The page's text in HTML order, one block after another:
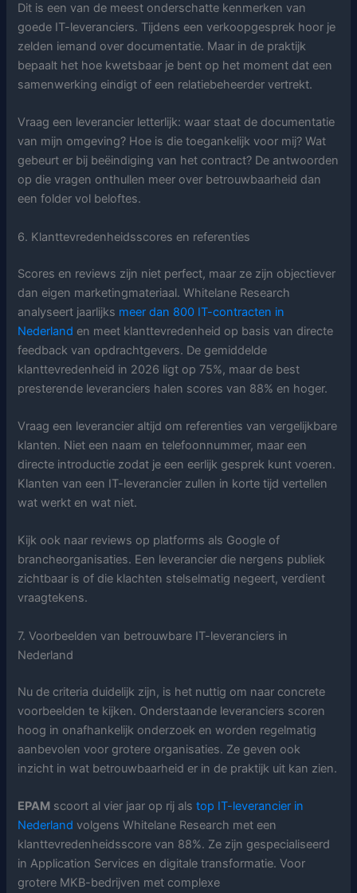
Dit is een van de meest onderschatte kenmerken van
goede IT-leveranciers. Tijdens een verkoopgesprek hoor je
zelden iemand over documentatie. Maar in de praktijk
bepaalt het hoe kwetsbaar je bent op het moment dat een
samenwerking eindigt of een relatiebeheerder vertrekt.
Vraag een leverancier letterlijk: waar staat de documentatie
van mijn omgeving? Hoe is die toegankelijk voor mij? Wat
gebeurt er bij beëindiging van het contract? De antwoorden
op die vragen onthullen meer over betrouwbaarheid dan
een folder vol beloftes.
6. Klanttevredenheidsscores en referenties
Scores en reviews zijn niet perfect, maar ze zijn objectiever
dan eigen marketingmateriaal. Whitelane Research
analyseert jaarlijks meer dan 800 IT-contracten in
Nederland en meet klanttevredenheid op basis van directe
feedback van opdrachtgevers. De gemiddelde
klanttevredenheid in 2026 ligt op 75%, maar de best
presterende leveranciers halen scores van 88% en hoger.
Vraag een leverancier altijd om referenties van vergelijkbare
klanten. Niet een naam en telefoonnummer, maar een
directe introductie zodat je een eerlijk gesprek kunt voeren.
Klanten van een IT-leverancier zullen in korte tijd vertellen
wat werkt en wat niet.
Kijk ook naar reviews op platforms als Google of
brancheorganisaties. Een leverancier die nergens publiek
zichtbaar is of die klachten stelselmatig negeert, verdient
vraagtekens.
7. Voorbeelden van betrouwbare IT-leveranciers in
Nederland
Nu de criteria duidelijk zijn, is het nuttig om naar concrete
voorbeelden te kijken. Onderstaande leveranciers scoren
hoog in onafhankelijk onderzoek en worden regelmatig
aanbevolen voor grotere organisaties. Ze geven ook
inzicht in wat betrouwbaarheid er in de praktijk uit kan zien.
EPAM scoort al vier jaar op rij alstop IT-leverancier in
Nederland volgens Whitelane Research met een
klanttevredenheidsscore van 88%. Ze zijn gespecialiseerd
in Application Services en digitale transformatie. Voor
grotere MKB-bedrijven met complexe